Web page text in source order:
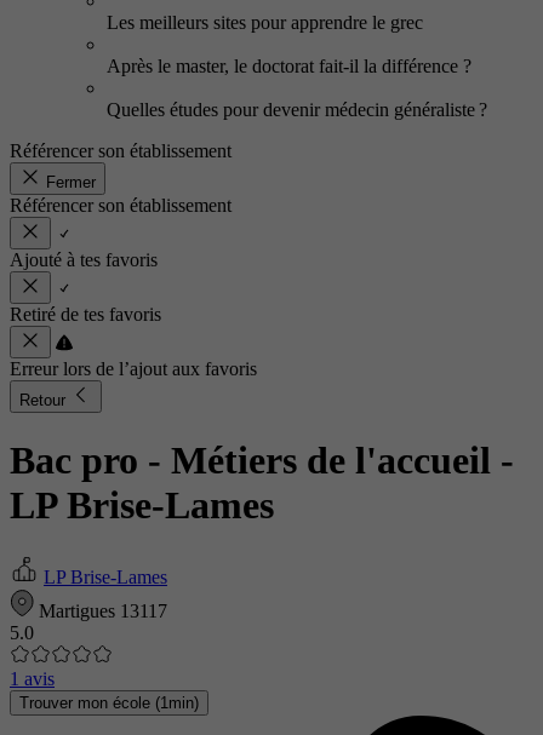
Les meilleurs sites pour apprendre le grec
Après le master, le doctorat fait-il la différence ?
Quelles études pour devenir médecin généraliste ?
Référencer son établissement
Fermer
Référencer son établissement
Ajouté à tes favoris
Retiré de tes favoris
Erreur lors de l’ajout aux favoris
Retour
Bac pro - Métiers de l'accueil -
LP Brise-Lames
LP Brise-Lames
Martigues 13117
5.0
1 avis
Trouver mon école (1min)